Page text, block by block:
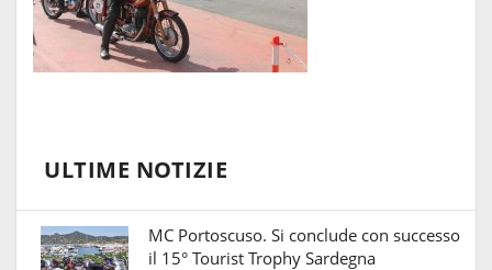
ULTIME NOTIZIE
MC Portoscuso. Si conclude con successo
il 15° Tourist Trophy Sardegna